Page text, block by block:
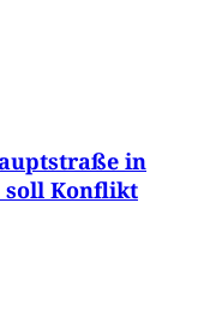
in
soll Konflikt